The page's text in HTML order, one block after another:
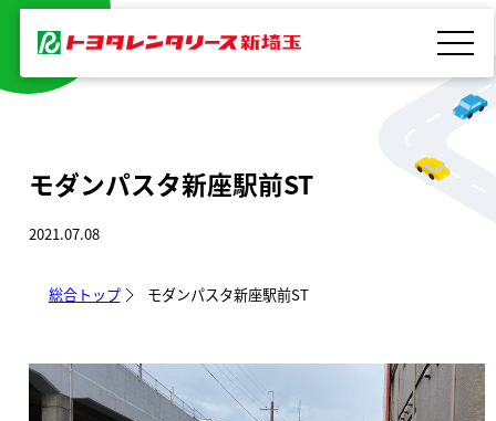
を
モダンパスタ新座駅前ST
2021.07.08
総合トップ モダンパスタ新座駅前ST